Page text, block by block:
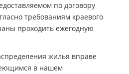
по договору
требованиям краевого
проходить ежегодную
жилья вправе
в нашем